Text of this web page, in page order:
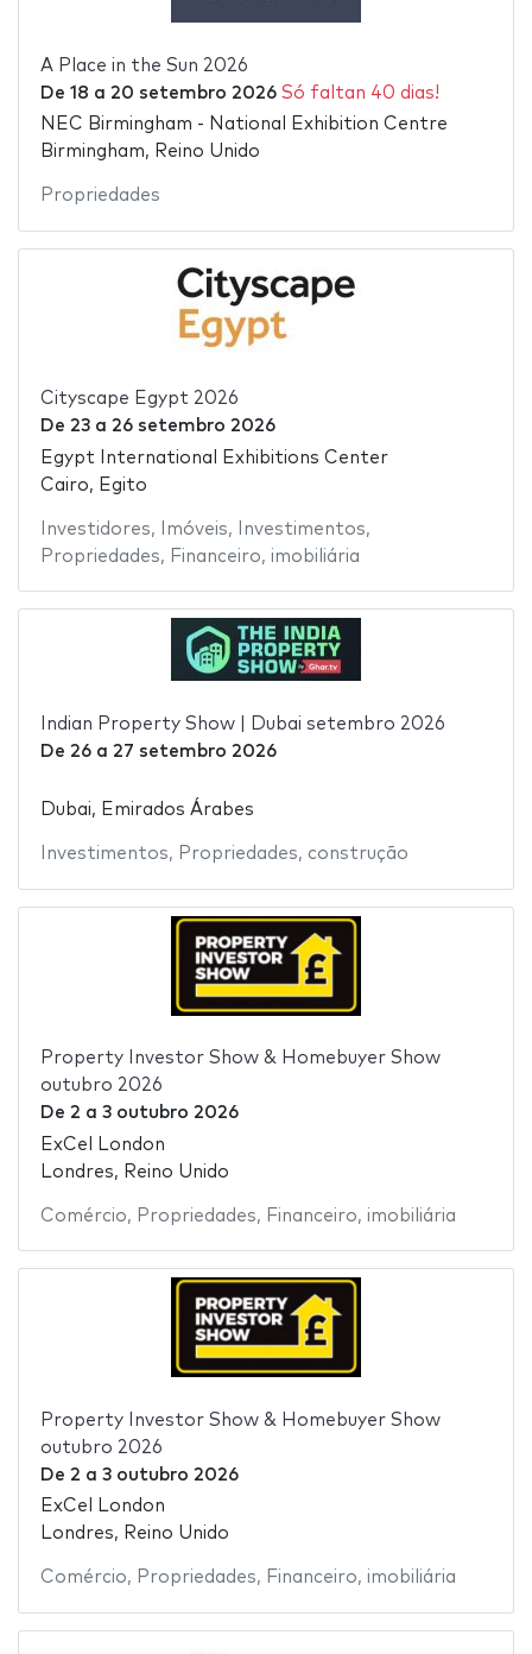
A Place in the Sun 2026
De 18 a 20 setembro 2026 Só faltan 40 dias!
NEC Birmingham - National Exhibition Centre
Birmingham, Reino Unido
Propriedades
Cityscape Egypt 2026
De 23a 26 setembro 2026
Egypt International Exhibitions Center
Cairo, Egito
Investidores, Imóveis, Investimentos,
Propriedades, Financeiro, imobiliária
Indian Property Show | Dubai setembro 2026
De 26a 27 setembro 2026
Dubai, Emirados Árabes
Investimentos, Propriedades, construção
Property Investor Show & Homebuyer Show
outubro 2026
De 2 a 3 outubro 2026
ExCel London
Londres, Reino Unido
Comércio, Propriedades, Financeiro, imobiliária
Property Investor Show & Homebuyer Show
outubro 2026
De 2 a 3 outubro 2026
ExCel London
Londres, Reino Unido
Comércio, Propriedades, Financeiro, imobiliária